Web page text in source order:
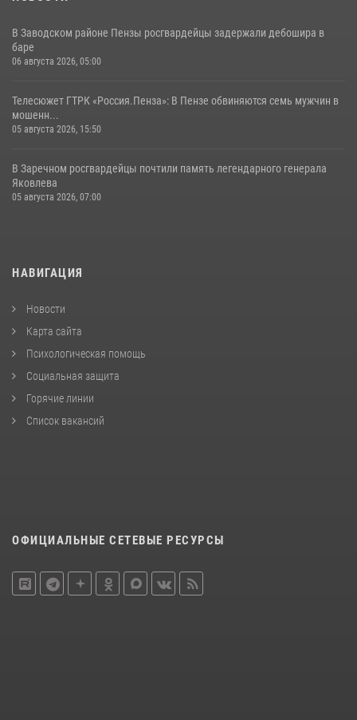
В Заводском районе Пензы росгвардейцы задержали дебошира в
баре
06 августа 2026, 05:00
Телесюжет ГТРК «Россия.Пенза»: В Пензе обвиняются семь мужчин в
мошенн...
05 августа 2026, 15:50
В Заречном росгвардейцы почтили память легендарного генерала
Яковлева
05 августа 2026, 07:00
НАВИГАЦИЯ
Новости
Карта сайта
Психологическая помощь
Социальная защита
Горячие линии
Список вакансий
ОФИЦИАЛЬНЫЕ СЕТЕВЫЕ РЕСУРСЫ